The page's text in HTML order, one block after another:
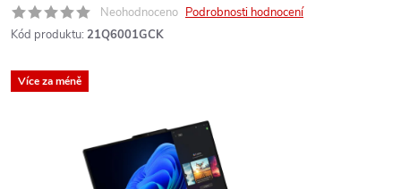
Neohodnoceno Podrobnosti hodnocení
Kód produktu: 21Q6001GCK
Více za méně